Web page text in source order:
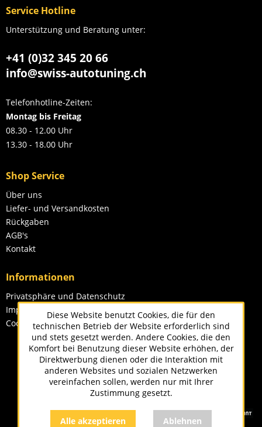
Service Hotline
Unterstützung und Beratung unter:
+41 (0)32 345 20 66
info@swiss-autotuning.ch
Telefonhotline-Zeiten:
Montag bis Freitag
08.30 - 12.00 Uhr
13.30 - 18.00 Uhr
Shop Service
Über uns
Liefer- und Versandkosten
Rückgaben
AGB's
Kontakt
Informationen
Privatsphäre und Datenschutz
Impressum
Cookie-Einstellungen
Diese Website benutzt Cookies, die für den
technischen Betrieb der Website erforderlich sind
und stets gesetzt werden. Andere Cookies, die den
Komfort bei Benutzung dieser Website erhöhen, der
Direktwerbung dienen oder die Interaktion mit
anderen Websites und sozialen Netzwerken
vereinfachen sollen, werden nur mit Ihrer
Zustimmung gesetzt.
Alle akzeptieren Ablehnen